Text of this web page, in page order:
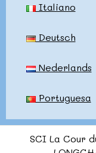
Italiano
Deutsch
Nederlands
Portuguesa
SCI La Cour